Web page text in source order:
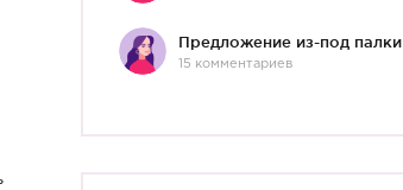
Предложение из-под палки
15 комментариев